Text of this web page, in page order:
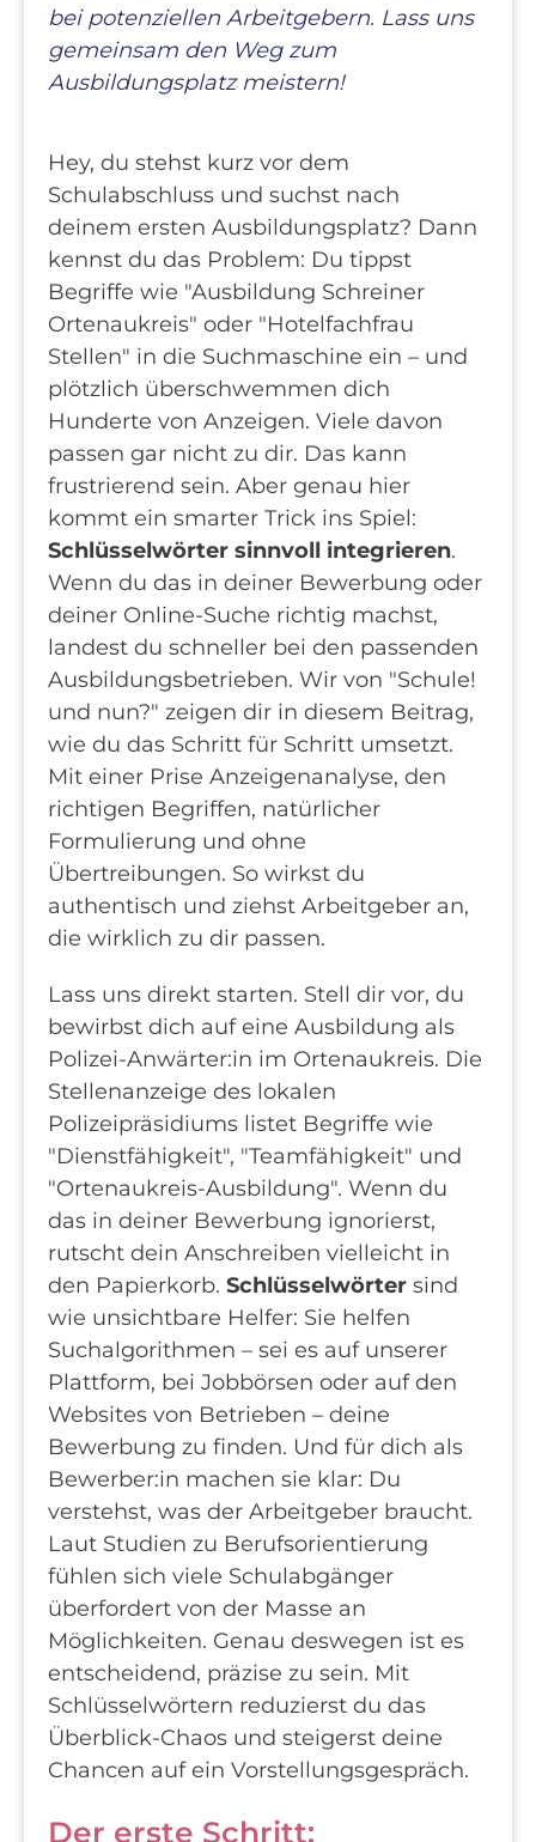
bei potenziellen Arbeitgebern. Lass uns
gemeinsam den Weg zum
Ausbildungsplatz meistern!
Hey, du stehst kurz vor dem
Schulabschluss und suchst nach
deinem ersten Ausbildungsplatz? Dann
kennst du das Problem: Du tippst
Begriffe wie "Ausbildung Schreiner
Ortenaukreis" oder "Hotelfachfrau
Stellen" in die Suchmaschine ein – und
plötzlich überschwemmen dich
Hunderte von Anzeigen. Viele davon
passen gar nicht zu dir. Das kann
frustrierend sein. Aber genau hier
kommt ein smarter Trick ins Spiel:
Schlüsselwörter sinnvoll integrieren.
Wenn du das in deiner Bewerbung oder
deiner Online-Suche richtig machst,
landest du schneller bei den passenden
Ausbildungsbetrieben. Wir von "Schule!
und nun?" zeigen dir in diesem Beitrag,
wie du das Schritt für Schritt umsetzt.
Mit einer Prise Anzeigenanalyse, den
richtigen Begriffen, natürlicher
Formulierung und ohne
Übertreibungen. So wirkst du
authentisch und ziehst Arbeitgeber an,
die wirklich zu dir passen.
Lass uns direkt starten. Stell dir vor, du
bewirbst dich auf eine Ausbildung als
Polizei-Anwärter:in im Ortenaukreis. Die
Stellenanzeige des lokalen
Polizeipräsidiums listet Begriffe wie
"Dienstfähigkeit", "Teamfähigkeit" und
"Ortenaukreis-Ausbildung". Wenn du
das in deiner Bewerbung ignorierst,
rutscht dein Anschreiben vielleicht in
den Papierkorb. Schlüsselwörter sind
wie unsichtbare Helfer: Sie helfen
Suchalgorithmen – sei es auf unserer
Plattform, bei Jobbörsen oder auf den
Websites von Betrieben – deine
Bewerbung zu finden. Und für dich als
Bewerber:in machen sie klar: Du
verstehst, was der Arbeitgeber braucht.
Laut Studien zu Berufsorientierung
fühlen sich viele Schulabgänger
überfordert von der Masse an
Möglichkeiten. Genau deswegen ist es
entscheidend, präzise zu sein. Mit
Schlüsselwörtern reduzierst du das
Überblick-Chaos und steigerst deine
Chancen auf ein Vorstellungsgespräch.
Der erste Schritt: